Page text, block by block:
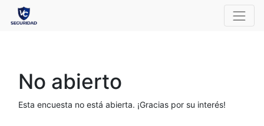
No abierto
Esta encuesta no está abierta. ¡Gracias por su interés!